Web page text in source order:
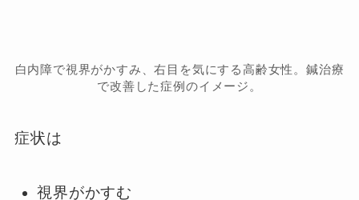
白内障で視界がかすみ、右目を気にする高齢女性。鍼治療
で改善した症例のイメージ。
症状は
視界がかすむ